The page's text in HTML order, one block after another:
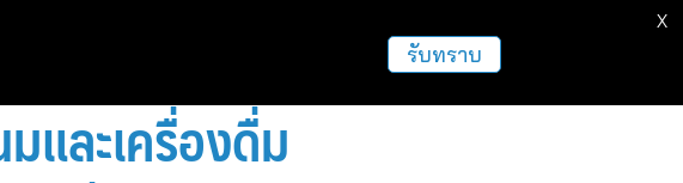
ฝากข่าวประชาสัมพันธ์
และเครื่องดื่ม
รับทราบ
X